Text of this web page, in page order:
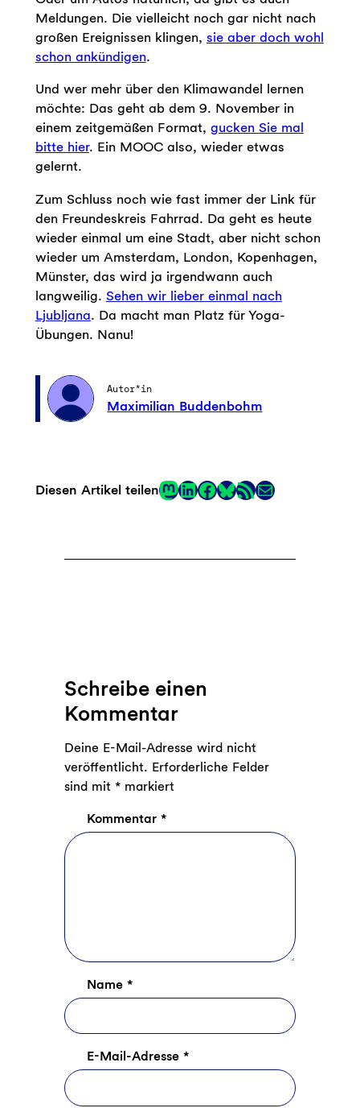
Meldungen. Die vielleicht noch gar nicht nach
großen Ereignissen klingen, sie aber doch wohl
schon ankündigen.
Und wer mehr über den Klimawandel lernen
möchte: Das geht ab dem 9. November in
einem zeitgemäßen Format, gucken Sie mal
bitte hier. Ein MOOC also, wieder etwas
gelernt.
Zum Schluss noch wie fast immer der Link für
den Freundeskreis Fahrrad. Da geht es heute
wieder einmal um eine Stadt, aber nicht schon
wieder um Amsterdam, London, Kopenhagen,
Münster, das wird ja irgendwann auch
langweilig. Sehen wir lieber einmal nach
Ljubljana. Da macht man Platz für Yoga-
Übungen. Nanu!
Autor*in
Maximilian Buddenbohm
Diesen Artikel teilenMastodon
LinkedIn
Facebook
LinkRSS-Feed
E-Mail
Schreibe einen
Kommentar
Deine E-Mail-Adresse wird nicht
veröffentlicht. Erforderliche Felder
sind mit *markiert
Kommentar *
Name *
E-Mail-Adresse *